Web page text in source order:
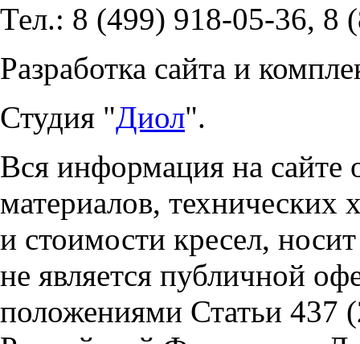
Тел.: 8 (499) 918-05-36, 8
Разработка сайта и
Студия "Диол".
Вся информация на сайте
материалов, технических
и стоимости кресел,
не является публичной
положениями Статьи 437